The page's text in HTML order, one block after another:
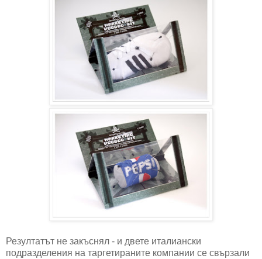
Резултатът не закъснял - и двете италиански
подразделения на таргетираните компании се свързали